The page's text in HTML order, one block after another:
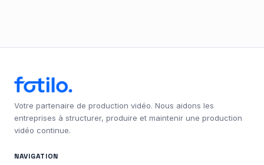
Votre partenaire de production vidéo. Nous aidons les
entreprises à structurer, produire et maintenir une production
vidéo continue.
NAVIGATION